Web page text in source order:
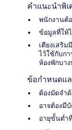
คำแนะนำพิ
พนักงานต้
ข้อมูลที่ให้
เตียงเสริ
ไว้ใช้กับกา
ห้องพักบา
ข้อกำหนดแ
ต้องมัดจำ
อาจต้องมี
อายุขั้นต่ำ